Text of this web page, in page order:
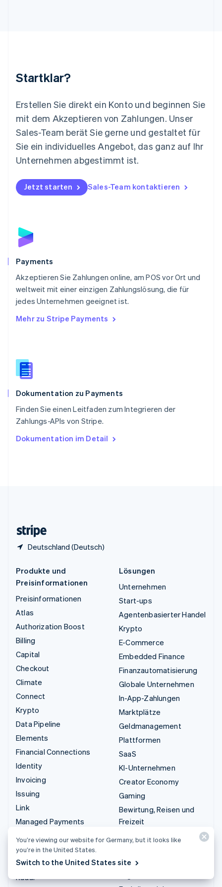
Startklar?
Erstellen Sie direkt ein Konto und beginnen Sie
mit dem Akzeptieren von Zahlungen. Unser
Sales-Team berät Sie gerne und gestaltet für
Sie ein individuelles Angebot, das ganz auf Ihr
Unternehmen abgestimmt ist.
Jetzt starten Sales-Team kontaktieren
Payments
Akzeptieren Sie Zahlungen online, am POS vor Ort und
weltweit mit einer einzigen Zahlungslösung, die für
jedes Unternehmen geeignet ist.
Mehr zu Stripe Payments
Dokumentation zu Payments
Finden Sie einen Leitfaden zum Integrieren der
Zahlungs-APIs von Stripe.
Dokumentation im Detail
Deutschland (Deutsch)
Mexiko
English
Niederlande
Nederlands English
Norwegen
English
Österreich
Polen
English
Portugal
Schweden
Schweiz
Singapur
English简体中文
Slowakei
Slowenien
English
Spanien
Thailand
Tschechische Republik
English
English
Produkte und
Preisinformationen
Preisinformationen
Atlas
Authorization Boost
Billing
Capital
Checkout
Climate
Connect
Krypto
Data Pipeline
Elements
Financial Connections
Identity
Invoicing
Issuing
Link
Managed Payments
Payments
Payouts
Radar
Lösungen
Unternehmen
Start-ups
Agentenbasierter Handel
Krypto
E-Commerce
Embedded Finance
Finanzautomatisierung
Globale Unternehmen
In-App-Zahlungen
Marktplätze
Geldmanagement
Plattformen
SaaS
KI-Unternehmen
Creator Economy
Gaming
Bewirtung, Reisen und
Freizeit
Gemeinnützige
You’re viewing our website for Germany, but it looks like
you’re in the United States.
Switch to the United States site